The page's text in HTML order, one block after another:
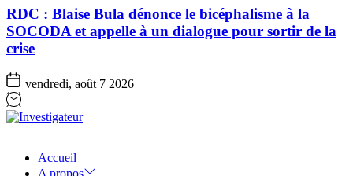
RDC : Blaise Bula dénonce le bicéphalisme à la
SOCODA et appelle à un dialogue pour sortir de la
crise
vendredi, août 7 2026
Accueil
A propos